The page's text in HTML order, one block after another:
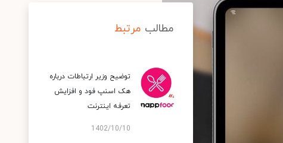
مطالب مرتبط
توضیح وزیر ارتباطات درباره
هک اسنپ‌ فود و افزایش
تعرفه اینترنت
1402/10/10